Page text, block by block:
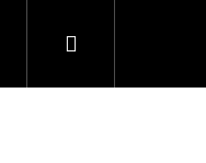
Nákupní